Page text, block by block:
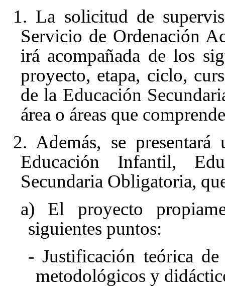
1. La solicitud de
Servicio de Ordenación
irá acompañada de los
proyecto, etapa, ciclo,
de la Educación
área o áreas que
2. Además, se
Educación Infantil,
Secundaria Obligatoria,
a) El proyecto
siguientes puntos:
- Justificación teórica
metodológicos y